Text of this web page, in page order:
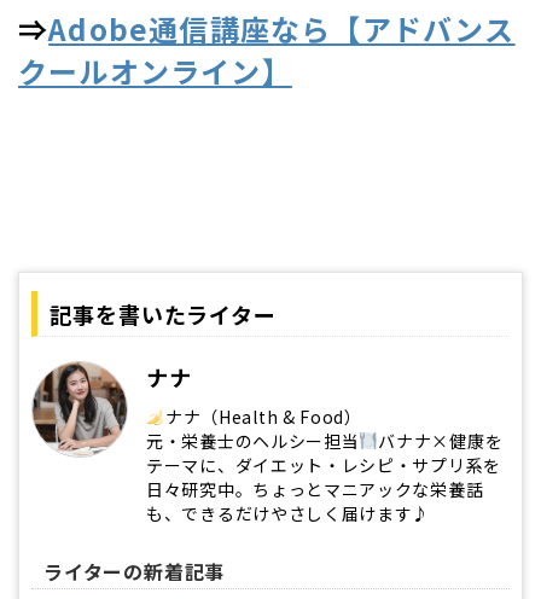
⇒Adobe通信講座なら【アドバンス
クールオンライン】
記事を書いたライター
ナナ
ナナ（Health & Food）
元・栄養士のヘルシー担当
バナナ×健康を
テーマに、ダイエット・レシピ・サプリ系を
日々研究中。ちょっとマニアックな栄養話
も、できるだけやさしく届けます♪
ライターの新着記事